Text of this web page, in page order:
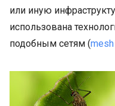
или иную
использована
подобным сетям (